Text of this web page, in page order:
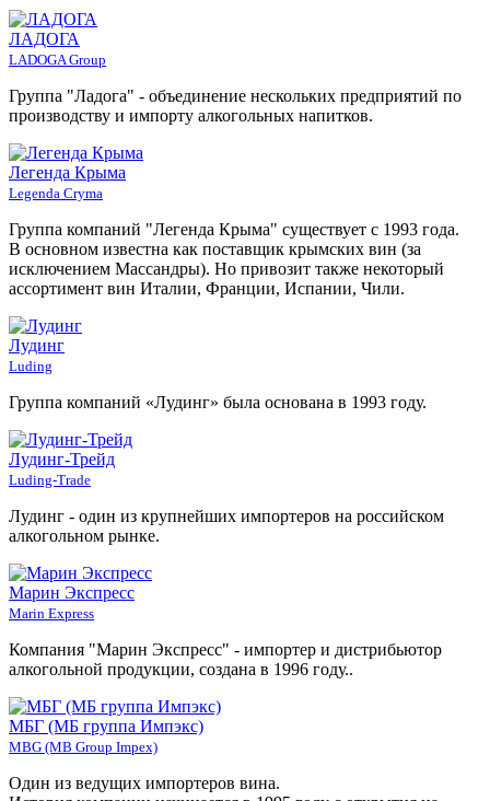
ЛАДОГА
LADOGA Group
Группа "Ладога" - объединение нескольких предприятий по
производству и импорту алкогольных напитков.
Легенда Крыма
Legenda Cryma
Группа компаний "Легенда Крыма" существует с 1993 года.
В основном известна как поставщик крымских вин (за
исключением Массандры). Но привозит также некоторый
ассортимент вин Италии, Франции, Испании, Чили.
Лудинг
Luding
Группа компаний «Лудинг» была основана в 1993 году.
Лудинг-Трейд
Luding-Trade
Лудинг - один из крупнейших импортеров на российском
алкогольном рынке.
Марин Экспресс
Marin Express
Компания "Марин Экспресс" - импортер и дистрибьютор
алкогольной продукции, создана в 1996 году..
МБГ (МБ группа Импэкс)
MBG (MB Group Impex)
Один из ведущих импортеров вина.